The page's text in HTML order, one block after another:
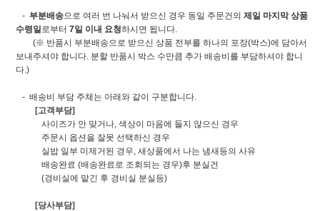
- 부분배송으로 여러 번 나눠서 받으신 경우 동일 주문건의 제일 마지막 상품
수령일 로부터 7일 이내 요청하시면 됩니다.
(※ 반품시 부분배송으로 받으신 상품 전부를 하나의 포장(박스)에 담아서
보내주셔야 합니다. 분할 반품시 박스 수만큼 추가 배송비를 부담하셔야 합니
다.)
- 배송비 부담 주체는 아래와 같이 구분합니다.
[고객부담]
사이즈가 안 맞거나, 색상이 마음에 들지 않으신 경우
주문시 옵션을 잘못 선택하신 경우
실밥 일부 미제거된 경우, 새상품에서 나는 냄새등의 사유
배송완료 (배송완료로 조회되는 경우)후 분실건
(경비실에 맡긴 후 경비실 분실등)
[당사부담]